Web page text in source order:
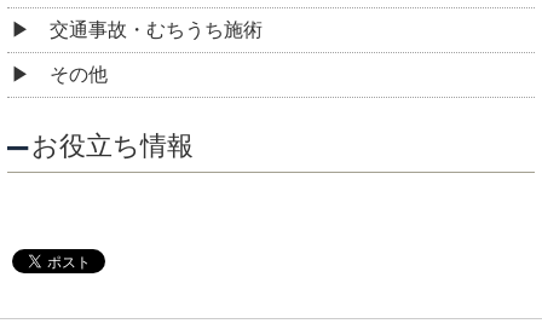
交通事故・むちうち施術
その他
お役立ち情報